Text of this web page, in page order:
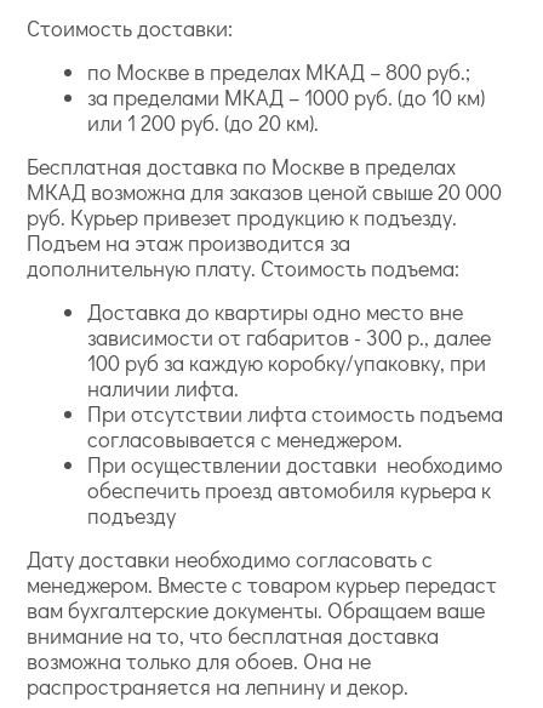
Стоимость доставки:
по Москве в пределах МКАД – 800 руб.;
за пределами МКАД – 1000 руб. (до 10 км)
или 1 200 руб. (до 20 км).
Бесплатная доставка по Москве в пределах
МКАД возможна для заказов ценой свыше 20 000
руб. Курьер привезет продукцию к подъезду.
Подъем на этаж производится за
дополнительную плату. Стоимость подъема:
Доставка до квартиры одно место вне
зависимости от габаритов - 300 р., далее
100 руб за каждую коробку/упаковку, при
наличии лифта.
При отсутствии лифта стоимость подъема
согласовывается с менеджером.
При осуществлении доставки необходимо
обеспечить проезд автомобиля курьера к
подъезду
Дату доставки необходимо согласовать с
менеджером. Вместе с товаром курьер передаст
вам бухгалтерские документы. Обращаем ваше
внимание на то, что бесплатная доставка
возможна только для обоев. Она не
распространяется на лепнину и декор.